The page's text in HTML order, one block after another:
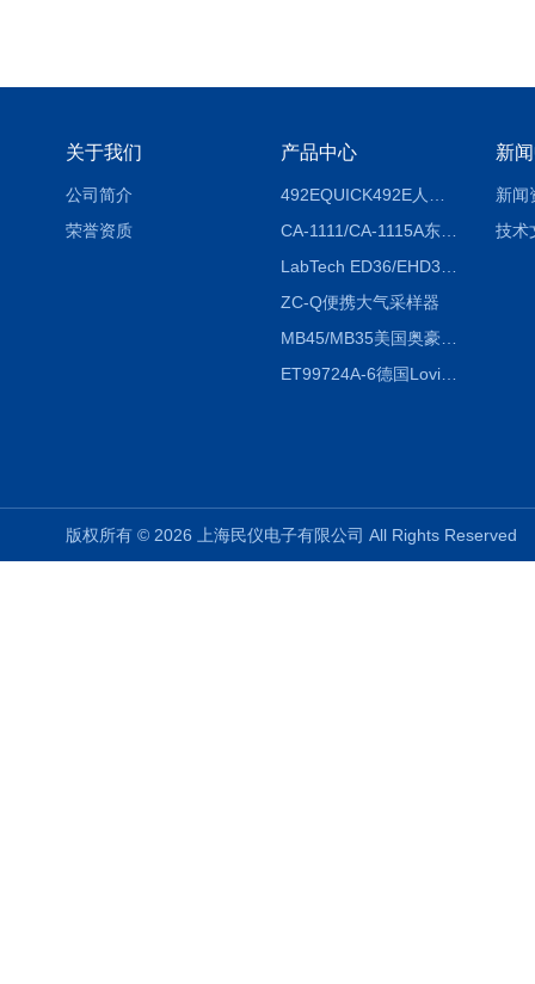
关于我们
公司简介
荣誉资质
产品中心
CA-1111/CA-1115A东京理化EYELA CA-1111/CA-1115A冷却水循环装置
ZC-Q便携大气采样器
MB45/MB35美国奥豪斯OHAUS MB45/MB35卤素红外水分测定仪
ET99724A-6德国Lovibond ET99724A-6微电脑BOD测定仪
新
新闻
技术
版权所有 © 2026 上海民仪电子有限公司 All Rights